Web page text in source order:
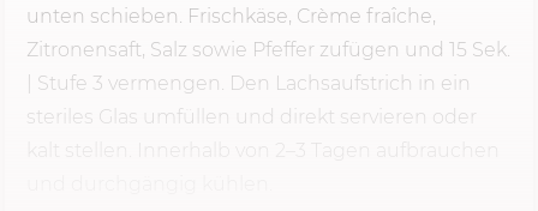
unten schieben. Frischkäse, Crème fraîche,
Zitronensaft, Salz sowie Pfeffer zufügen und 15 Sek.
Stufe 3 vermengen. Den Lachsaufstrich in ein
steriles Glas umfüllen und direkt servieren oder